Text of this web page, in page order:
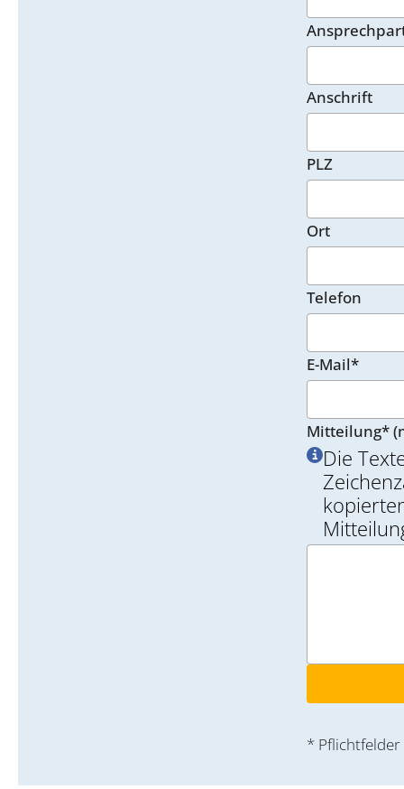
Anschrift
PLZ
Ort
Telefon
E-Mail*
Die
Mitteilung*
* Pflichtfelder